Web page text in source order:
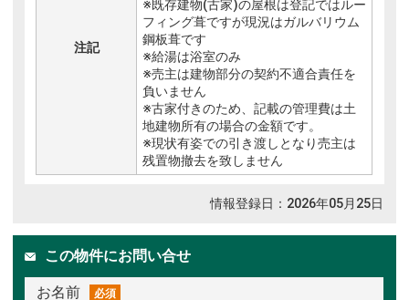
注記
※既存建物(古家)の屋根は登記ではルー
フィング葺ですが現況はガルバリウム
鋼板葺です
※給湯は浴室のみ
※売主は建物部分の契約不適合責任を
負いません
※古家付きのため、記載の管理費は土
地建物所有の場合の金額です。
※現状有姿での引き渡しとなり売主は
残置物撤去を致しません
情報登録日：2026年05月25日
この物件にお問い合せ
お名前 必須